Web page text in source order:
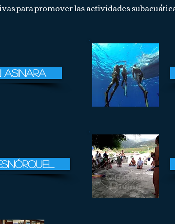
para promover las actividades
Asinara